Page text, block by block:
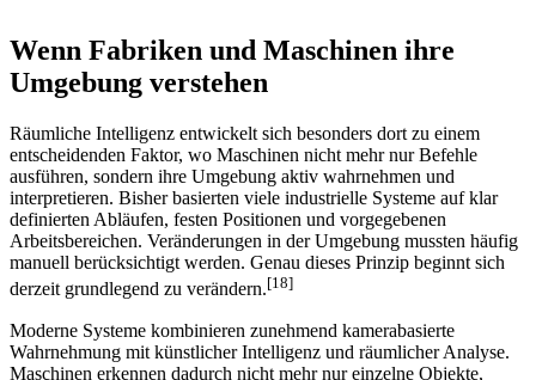
Wenn Fabriken und Maschinen ihre
Umgebung verstehen
Räumliche Intelligenz entwickelt sich besonders dort zu einem
entscheidenden Faktor, wo Maschinen nicht mehr nur Befehle
ausführen, sondern ihre Umgebung aktiv wahrnehmen und
interpretieren. Bisher basierten viele industrielle Systeme auf klar
definierten Abläufen, festen Positionen und vorgegebenen
Arbeitsbereichen. Veränderungen in der Umgebung mussten häufig
manuell berücksichtigt werden. Genau dieses Prinzip beginnt sich
derzeit grundlegend zu verändern.[18]
Moderne Systeme kombinieren zunehmend kamerabasierte
Wahrnehmung mit künstlicher Intelligenz und räumlicher Analyse.
Maschinen erkennen dadurch nicht mehr nur einzelne Objekte,